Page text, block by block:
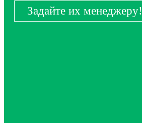
Задайте их менеджеру!